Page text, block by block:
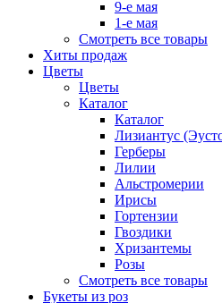
9-е мая
1-е мая
Смотреть все товары
Хиты продаж
Цветы
Цветы
Каталог
Каталог
Лизиантус
Герберы
Лилии
Альстромерии
Ирисы
Гортензии
Гвоздики
Хризантемы
Розы
Смотреть все товары
Букеты из роз